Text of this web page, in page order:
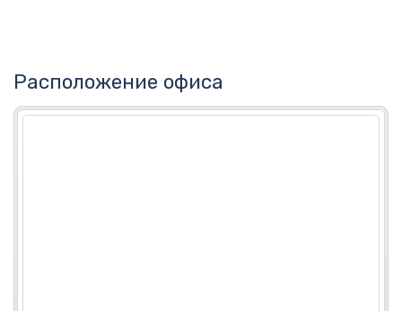
Расположение офиса